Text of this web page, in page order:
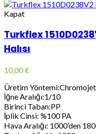
Kapat
Turkflex
Halısı
10,00€
Üretim
İğne Aralığı:1/10
Birinci Taban:PP
İplik Cinsi: %100 PA
Hava Aralığı: 1000’den